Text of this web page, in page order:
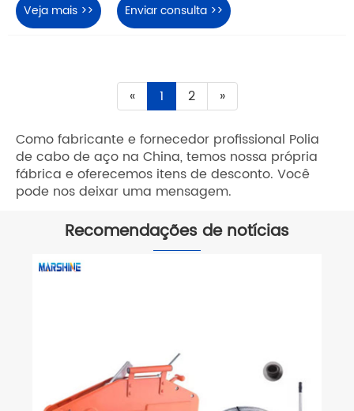
Veja mais >> Enviar consulta >>
« 1 2 »
Como fabricante e fornecedor profissional Polia
de cabo de aço na China, temos nossa própria
fábrica e oferecemos itens de desconto. Você
pode nos deixar uma mensagem.
Recomendações de notícias